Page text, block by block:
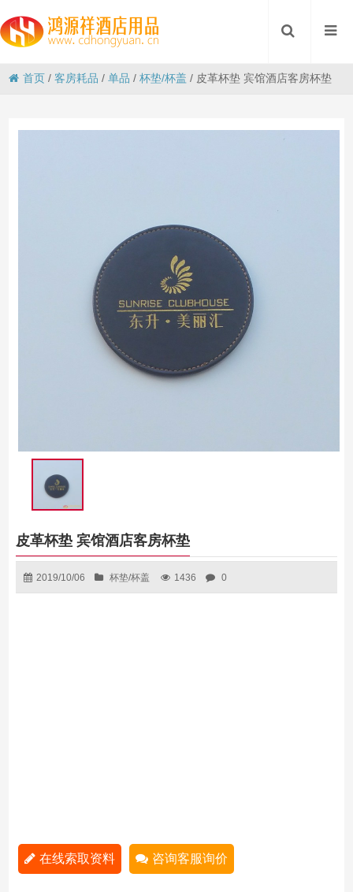
首页 /客房耗品 /单品 /杯垫/杯盖 / 皮革杯垫 宾馆酒店客房杯垫
皮革杯垫 宾馆酒店客房杯垫
2019/10/06 杯垫/杯盖 1436 0
在线索取资料 咨询客服询价